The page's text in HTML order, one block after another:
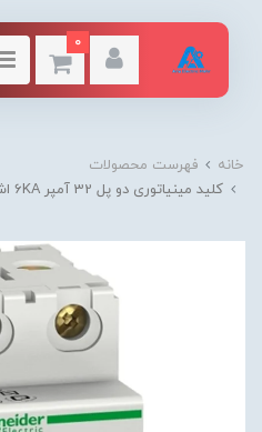
0
خانه
فهرست محصولات
کلید مينياتوری دو پل 32 آمپر 6KA اشنایدر موتوری AC